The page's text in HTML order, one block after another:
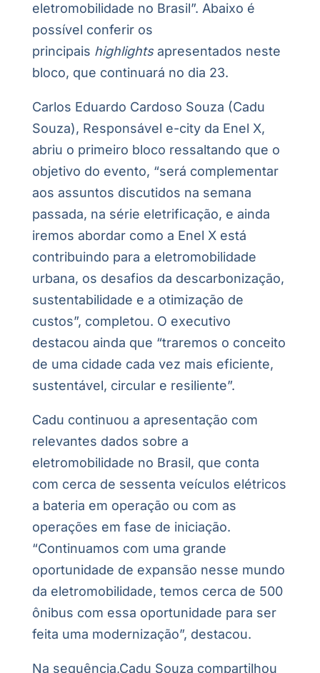
eletromobilidade no Brasil”. Abaixo é
possível conferir os
principais highlightsapresentados neste
bloco, que continuará no dia 23.
Carlos Eduardo Cardoso Souza (Cadu
Souza), Responsável e-city da Enel X,
abriu o primeiro bloco ressaltando que o
objetivo do evento, “será complementar
aos assuntos discutidos na semana
passada, na série eletrificação, e ainda
iremos abordar como a Enel X está
contribuindo para a eletromobilidade
urbana, os desafios da descarbonização,
sustentabilidade e a otimização de
custos”, completou. O executivo
destacou ainda que “traremos o conceito
de uma cidade cada vez mais eficiente,
sustentável, circular e resiliente”.
Cadu continuou a apresentação com
relevantes dados sobre a
eletromobilidade no Brasil, que conta
com cerca de sessenta veículos elétricos
a bateria em operação ou com as
operações em fase de iniciação.
“Continuamos com uma grande
oportunidade de expansão nesse mundo
da eletromobilidade, temos cerca de 500
ônibus com essa oportunidade para ser
feita uma modernização”, destacou.
Na sequência,Cadu Souza compartilhou